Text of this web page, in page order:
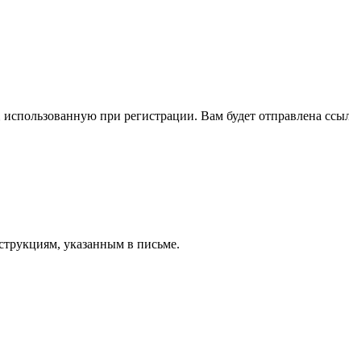
при регистрации. Вам будет отправлена
указанным в письме.